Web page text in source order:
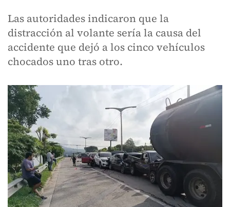
Las autoridades indicaron que la
distracción al volante sería la causa del
accidente que dejó a los cinco vehículos
chocados uno tras otro.